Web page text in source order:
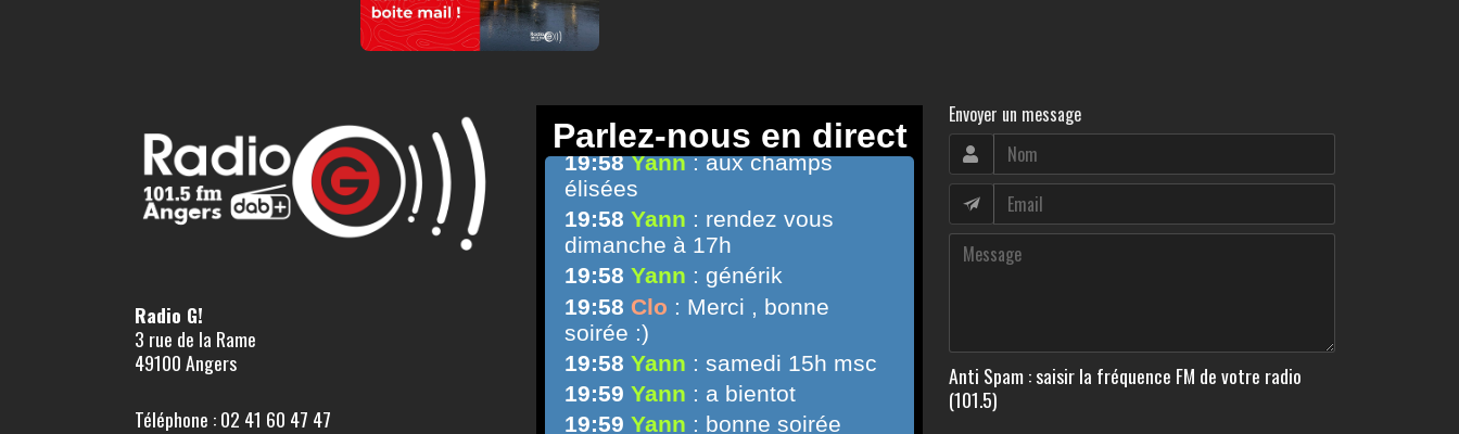
Radio G!
3 rue de la Rame
49100 Angers
Téléphone : 02 41 60 47 47
Envoyer un message
Anti Spam : saisir la fréquence FM de votre radio
(101.5)